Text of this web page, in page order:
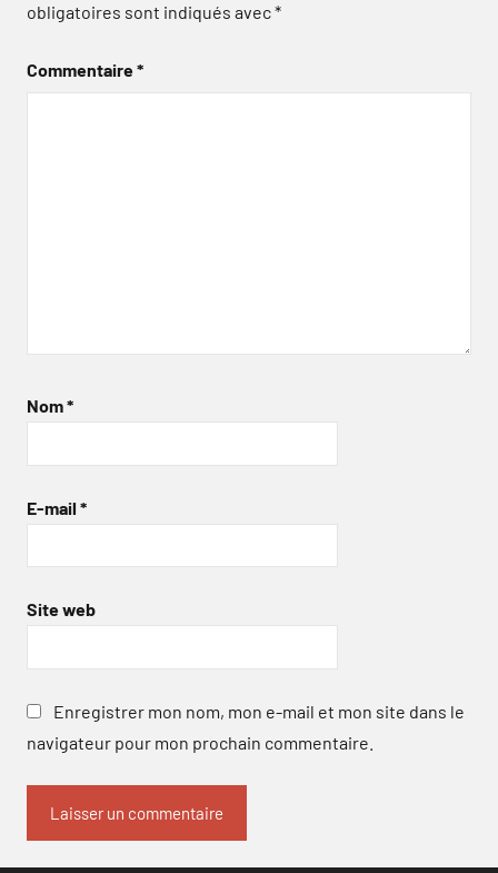
obligatoires sont indiqués avec*
Commentaire*
Nom*
E-mail *
Site web
Enregistrer mon nom, mon e-mail et mon site dans le
navigateur pour mon prochain commentaire.